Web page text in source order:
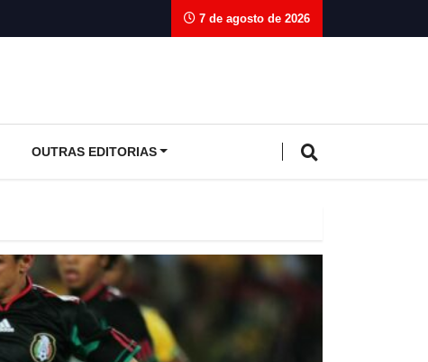
7 de agosto de 2026
OUTRAS EDITORIAS